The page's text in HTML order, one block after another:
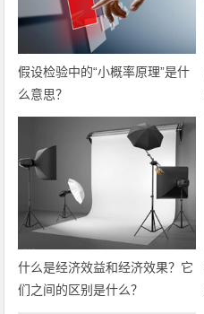
假设检验中的“小概率原理”是什
么意思？
什么是经济效益和经济效果？它
们之间的区别是什么？